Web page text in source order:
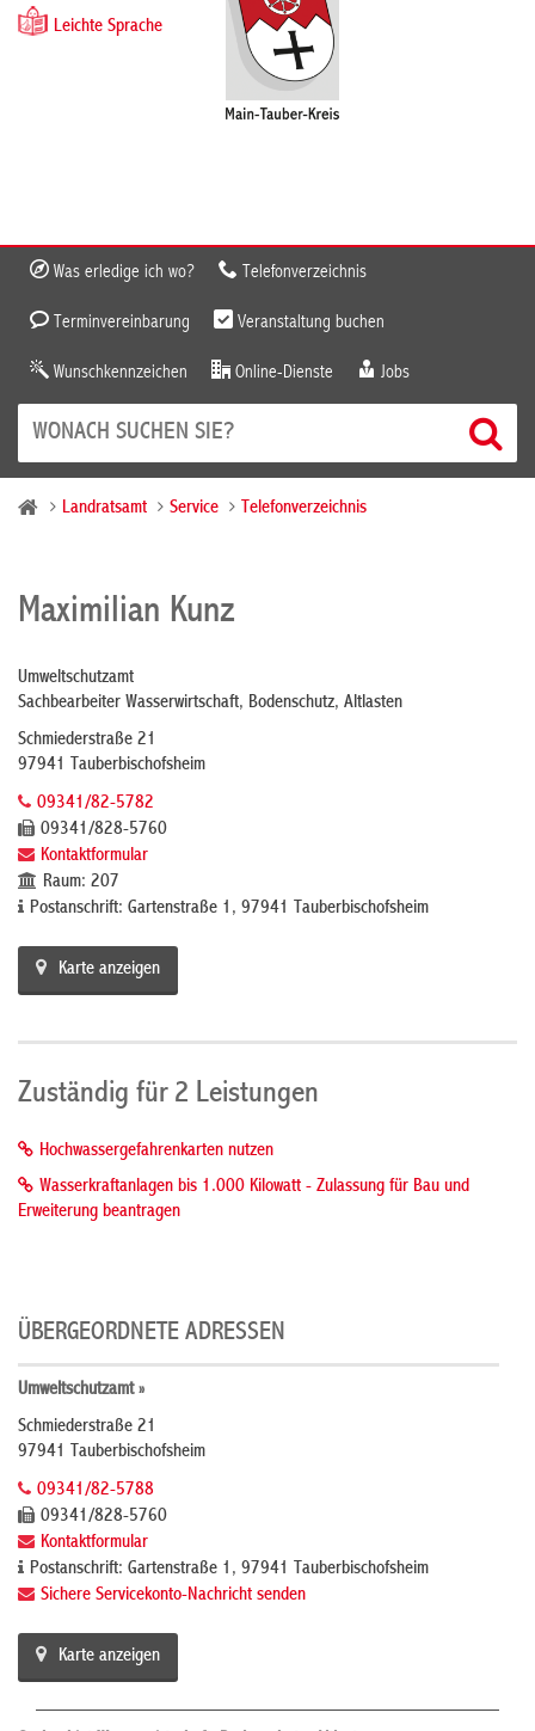
Leichte Sprache
Was erledige ich wo? Telefonverzeichnis
Terminvereinbarung Veranstaltung buchen
Wunschkennzeichen Online-Dienste Jobs
Landratsamt Service Telefonverzeichnis
Maximilian Kunz
Umweltschutzamt
Sachbearbeiter Wasserwirtschaft, Bodenschutz, Altlasten
Schmiederstraße 21
97941 Tauberbischofsheim
09341/82-5782
09341/828-5760
Kontaktformular
Raum: 207
Postanschrift: Gartenstraße 1, 97941 Tauberbischofsheim
Karte anzeigen
Zuständig für 2 Leistungen
Hochwassergefahrenkarten nutzen
Wasserkraftanlagen bis 1.000 Kilowatt - Zulassung für Bau und
Erweiterung beantragen
ÜBERGEORDNETE ADRESSEN
Umweltschutzamt »
Schmiederstraße 21
97941 Tauberbischofsheim
09341/82-5788
09341/828-5760
Kontaktformular
Postanschrift: Gartenstraße 1, 97941 Tauberbischofsheim
Sichere Servicekonto-Nachricht senden
Karte anzeigen